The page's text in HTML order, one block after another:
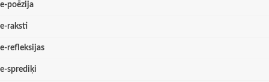
e-poēzija
e-raksti
e-refleksijas
e-sprediķi